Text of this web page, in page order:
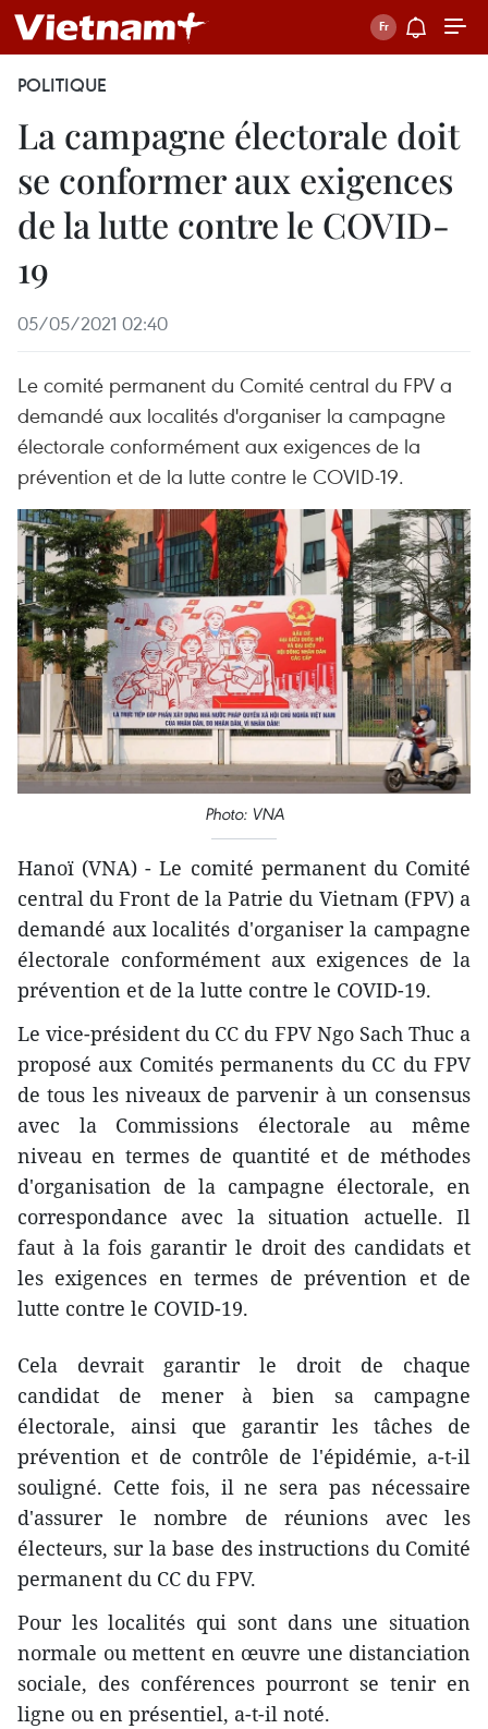
POLITIQUE
La campagne électorale doit
se conformer aux exigences
de la lutte contre le COVID-
19
05/05/2021 02:40
Le comité permanent du Comité central du FPV a
demandé aux localités d'organiser la campagne
électorale conformément aux exigences de la
prévention et de la lutte contre le COVID-19.
Photo: VNA
Hanoï (VNA) - Le comité permanent du Comité
central du Front de la Patrie du Vietnam (FPV) a
demandé aux localités d'organiser la campagne
électorale conformément aux exigences de la
prévention et de la lutte contre le COVID-19.
Le vice-président du CC du FPV Ngo Sach Thuc a
proposé aux Comités permanents du CC du FPV
de tous les niveaux de parvenir à un consensus
avec la Commissions électorale au même
niveau en termes de quantité et de méthodes
d'organisation de la campagne électorale, en
correspondance avec la situation actuelle. Il
faut à la fois garantir le droit des candidats et
les exigences en termes de prévention et de
lutte contre le COVID-19.
Cela devrait garantir le droit de chaque
candidat de mener à bien sa campagne
électorale, ainsi que garantir les tâches de
prévention et de contrôle de l'épidémie, a-t-il
souligné. Cette fois, il ne sera pas nécessaire
d'assurer le nombre de réunions avec les
électeurs, sur la base des instructions du Comité
permanent du CC du FPV.
Pour les localités qui sont dans une situation
normale ou mettent en œuvre une distanciation
sociale, des conférences pourront se tenir en
ligne ou en présentiel, a-t-il noté.